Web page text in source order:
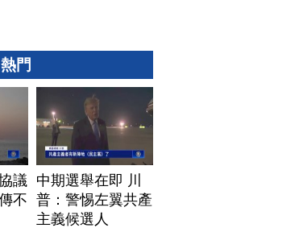
門
議
不
中期選舉在即 川
普：警惕左翼共產
主義候選人